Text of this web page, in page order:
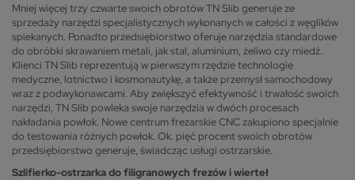
Mniej więcej trzy czwarte swoich obrotów TN Slib generuje ze
sprzedaży narzędzi specjalistycznych wykonanych w całości z węglików
spiekanych. Ponadto przedsiębiorstwo oferuje narzędzia standardowe
do obróbki skrawaniem metali, jak stal, aluminium, żeliwo czy miedź.
Klienci TN Slib reprezentują w pierwszym rzędzie technologie
medyczne, lotnictwo i kosmonautykę, a także przemysł samochodowy
wraz z podwykonawcami. Aby zwiększyć efektywność i trwałość swoich
narzędzi, TN Slib powleka swoje narzędzia w dwóch procesach
nakładania powłok. Nowe centrum frezarskie CNC zakupiono specjalnie
do testowania różnych powłok. Ok. pięć procent swoich obrotów
przedsiębiorstwo generuje, świadcząc usługi ostrzarskie.
Szlifierko-ostrzarka do filigranowych frezów i wierteł